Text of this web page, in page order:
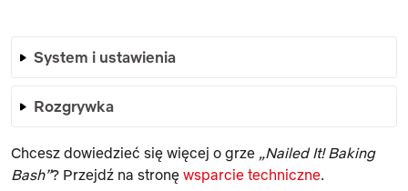
System i ustawienia
Rozgrywka
Chcesz dowiedzieć się więcej o grze „Nailed It! Baking
Bash”? Przejdź na stronę wsparcie techniczne.